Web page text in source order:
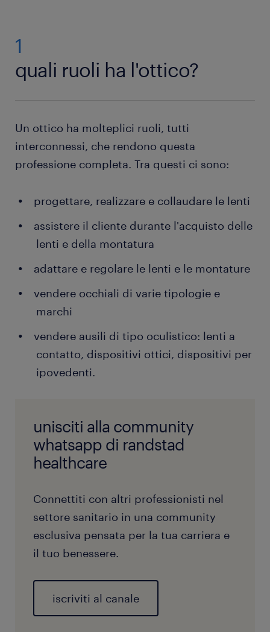
1
quali ruoli ha l'ottico?
Un ottico ha molteplici ruoli, tutti
interconnessi, che rendono questa
professione completa. Tra questi ci sono:
progettare, realizzare e collaudare le lenti
assistere il cliente durante l'acquisto delle
lenti e della montatura
adattare e regolare le lenti e le montature
vendere occhiali di varie tipologie e
marchi
vendere ausili di tipo oculistico: lenti a
contatto, dispositivi ottici, dispositivi per
ipovedenti.
unisciti alla community
whatsapp di randstad
healthcare
Connettiti con altri professionisti nel
settore sanitario in una community
esclusiva pensata per la tua carriera e
il tuo benessere.
iscriviti al canale